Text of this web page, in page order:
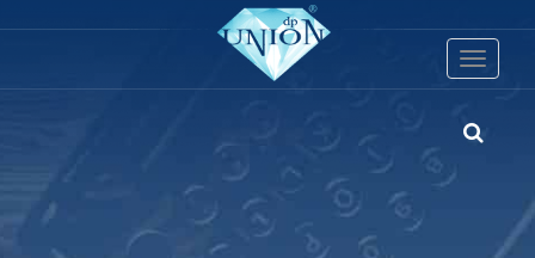
Toggle